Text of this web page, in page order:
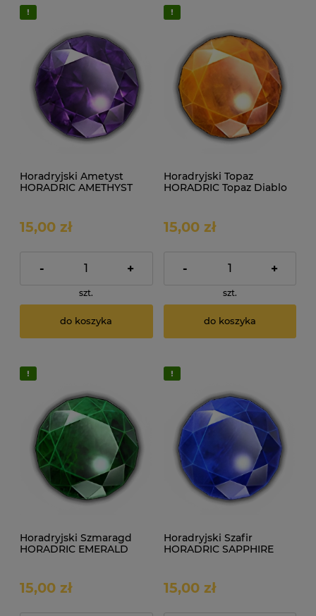
Horadryjski Ametyst
HORADRIC AMETHYST
15,00 zł
- +
szt.
do koszyka
Horadryjski Topaz
HORADRIC Topaz Diablo
15,00 zł
- +
szt.
do koszyka
Horadryjski Szmaragd
HORADRIC EMERALD
15,00 zł
Horadryjski Szafir
HORADRIC SAPPHIRE
15,00 zł